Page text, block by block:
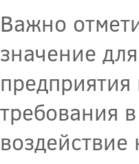
Важно
значение
требования